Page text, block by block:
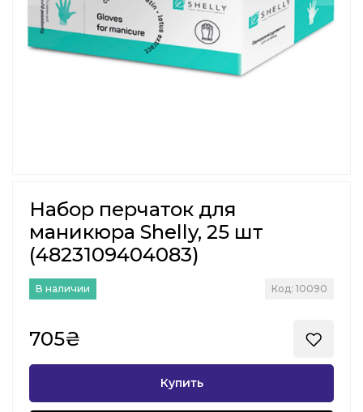
Набор перчаток для
маникюра Shelly, 25 шт
(4823109404083)
В наличии Код: 10090
705₴
Купить